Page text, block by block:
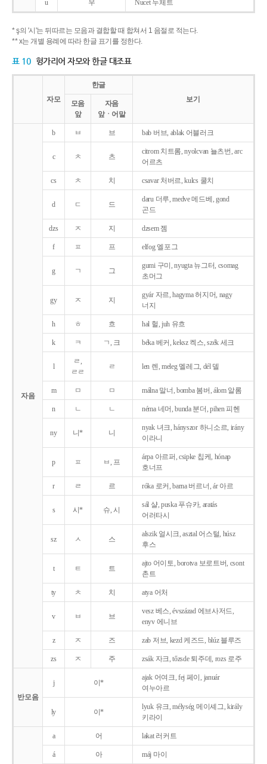
u 우 Nucet 누체트
* ş의 '시'는 뒤따르는 모음과 결합할 때 합쳐서 1 음절로 적는다.
** x는 개별 용례에 따라 한글 표기를 정한다.
표 10 헝가리어 자모와 한글 대조표
자모
한글
보기
모음
앞
자음
앞ㆍ어말
자음
b ㅂ 브 bab 버브, ablak 어블러크
c ㅊ 츠
citrom 치트롬, nyolcvan 뇰츠번, arc
어르츠
cs ㅊ 치 csavar 처버르, kulcs 쿨치
d ㄷ 드
daru 더루, medve 메드베, gond
곤드
dzs ㅈ 지 dzsem 젬
f ㅍ 프 elfog 엘포그
g ㄱ 그
gumi 구미, nyugta 뉴그터, csomag
초머그
gy ㅈ 지
gyár 자르, hagyma 허지머, nagy
너지
h ㅎ 흐 hal 헐, juh 유흐
k ㅋ ㄱ, 크 béka 베커, keksz 켁스, szék 세크
l
ㄹ,
ㄹㄹ
ㄹ len 렌, meleg 멜레그, dél 델
m ㅁ ㅁ málna 말너, bomba 봄버, álom 알롬
n ㄴ ㄴ néma 네머, bunda 분더, pihen 피헨
ny 니* 니
nyak 녀크, hányszor 하니소르, irány
이라니
p ㅍ ㅂ, 프
árpa 아르퍼, csipke 칩케, hónap
호너프
r ㄹ 르 róka 로커, barna 버르너, ár 아르
s 시* 슈, 시
sál 샬, puska 푸슈카, aratás
어러타시
sz ㅅ 스
alszik 얼시크, asztal 어스털, húsz
후스
t ㅌ 트
ajto 어이토, borotva 보로트버, csont
촌트
ty ㅊ 치 atya 어처
v ㅂ 브
vesz 베스, évszázad 에브사저드,
enyv 에니브
z ㅈ 즈 zab 저브, kezd 케즈드, blúz 블루즈
zs ㅈ 주 zsák 자크, tőzsde 퇴주데, rozs 로주
반모음
j 이*
ajak 어여크, fej 페이, január
여누아르
ly 이*
lyuk 유크, mélység 메이셰그, király
키라이
a 어 lakat 러커트
á 아 máj 마이